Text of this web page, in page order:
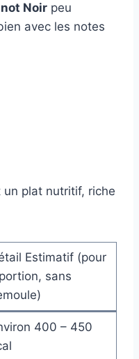
Noir peu
avec les notes
plat nutritif, riche
Estimatif (pour
sans
400 – 450